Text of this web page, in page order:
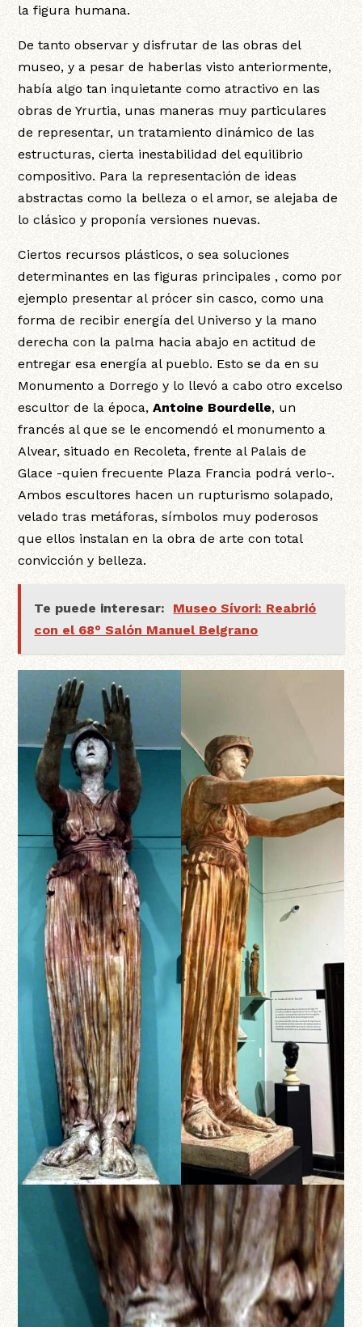
la figura humana.
De tanto observar y disfrutar de las obras del
museo, y a pesar de haberlas visto anteriormente,
había algo tan inquietante como atractivo en las
obras de Yrurtia, unas maneras muy particulares
de representar, un tratamiento dinámico de las
estructuras, cierta inestabilidad del equilibrio
compositivo. Para la representación de ideas
abstractas como la belleza o el amor, se alejaba de
lo clásico y proponía versiones nuevas.
Ciertos recursos plásticos, o sea soluciones
determinantes en las figuras principales , como por
ejemplo presentar al prócer sin casco, como una
forma de recibir energía del Universo y la mano
derecha con la palma hacia abajo en actitud de
entregar esa energía al pueblo. Esto se da en su
Monumento a Dorrego y lo llevó a cabo otro excelso
escultor de la época,Antoine Bourdelle, un
francés al que se le encomendó el monumento a
Alvear, situado en Recoleta, frente al Palais de
Glace -quien frecuente Plaza Francia podrá verlo-.
Ambos escultores hacen un rupturismo solapado,
velado tras metáforas, símbolos muy poderosos
que ellos instalan en la obra de arte con total
convicción y belleza.
Te puede interesar:
Museo Sívori: Reabrió
con el 68° Salón Manuel Belgrano